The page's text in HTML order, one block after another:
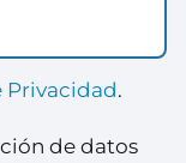
Privacidad.
de datos